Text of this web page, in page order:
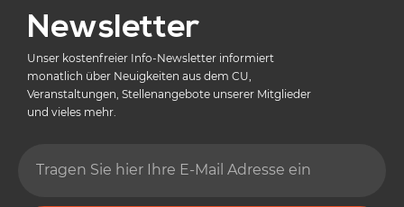
Newsletter
Unser kostenfreier Info-Newsletter informiert
monatlich über Neuigkeiten aus dem CU,
Veranstaltungen, Stellenangebote unserer Mitglieder
und vieles mehr.